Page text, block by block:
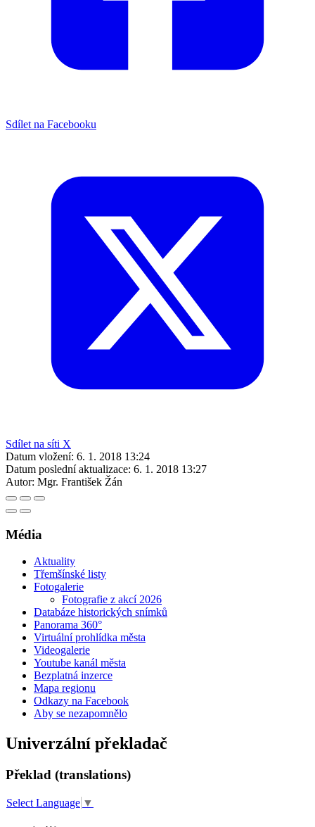
Sdílet na Facebooku
Sdílet na síti X
Datum vložení: 6. 1. 2018 13:24
Datum poslední aktualizace: 6. 1. 2018 13:27
Autor: Mgr. František Žán
Média
Aktuality
Třemšínské listy
Fotogalerie
Fotografie z akcí 2026
Databáze historických snímků
Panorama 360°
Virtuální prohlídka města
Videogalerie
Youtube kanál města
Bezplatná inzerce
Mapa regionu
Odkazy na Facebook
Aby se nezapomnělo
Univerzální překladač
Překlad (translations)
Select Language ▼